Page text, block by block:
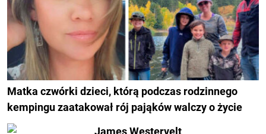
Matka czwórki dzieci, którą podczas rodzinnego
kempingu zaatakował rój pająków walczy o życie